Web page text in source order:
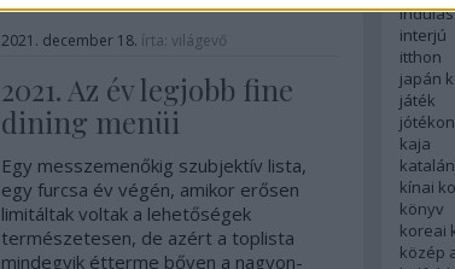
2021. december 18. írta: világevő
2021. Az év legjobb fine
dining menüi
Egy messzemenőkig szubjektív lista,
egy furcsa év végén, amikor erősen
limitáltak voltak a lehetőségek
természetesen, de azért a toplista
mindegyik étterme bőven a nagyon-
indulás
interjú
itthon
japán
játék
kaja
kínai
könyv
koreai
közép